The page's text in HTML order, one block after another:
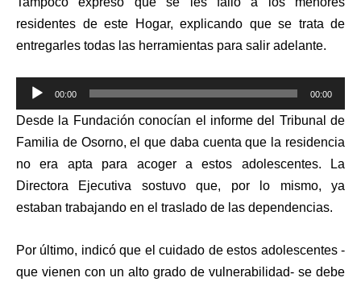
residentes de este Hogar, explicando que se trata de
entregarles todas las herramientas para salir adelante.
Reproductor
de
audio
00:00 00:00
Desde la Fundación conocían el informe del Tribunal de
Familia de Osorno, el que daba cuenta que la residencia
no era apta para acoger a estos adolescentes. La
Directora Ejecutiva sostuvo que, por lo mismo, ya
estaban trabajando en el traslado de las dependencias.
Por último, indicó que el cuidado de estos adolescentes -
que vienen con un alto grado de vulnerabilidad- se debe